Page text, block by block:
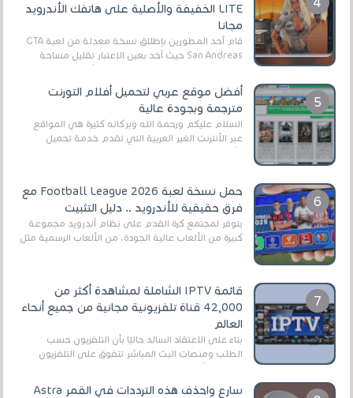
LITE الخفيفة والأصلية على هاتفك الأندرويد
مجانا
قام أحد المطورين بإطلاق نسخة معدلة من لعبة GTA
San Andreas حيث أخد بعين الإعتبار تقليل مساحة
أفضل موقع عربي لتحميل أفلام التورنت
مترجمة وبجودة عالية
السلام عليكم ورحمة الله وبركاته كثيرة هي المواقع
عبر الأنترنت الغير العربية التي تقدم خدمة تحميل
الأفلام على التورنت ، ومعظم هذه المواقع ل...
حمل نسخة لعبة Football League 2026 مع
فرق حقيقية للأندرويد .. دليل التثبيت
يتوفر لمجتمع كرة القدم على نظام أندرويد مجموعة
كبيرة من الألعاب عالية الجودة. من الألعاب الرسمية مثل
قائمة IPTV الشاملة لمشاهدة أكثر من
42,000 قناة تلفزيونية مجانية من جميع أنحاء
العالم
بناءً على الاعتقاد السائد حاليًا بأن التلفزيون حسب
الطلب ومنصات البث المباشر تتفوق على التلفزيون
الرقمي الأرضي التقليدي، يُعدّ IPTV-org خيار...
سارع واحذف هذه الترددات في القمر Astra